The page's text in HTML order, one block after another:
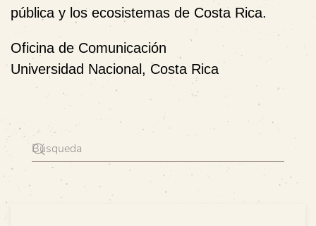
pública y los ecosistemas de Costa Rica.
Oficina de Comunicación
Universidad Nacional, Costa Rica